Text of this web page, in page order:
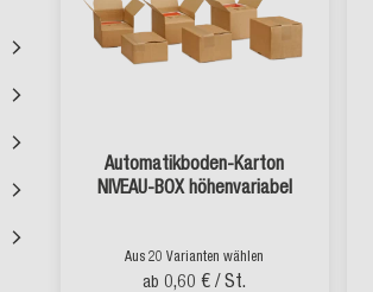
Automatikboden-Karton
NIVEAU-BOX höhenvariabel
Aus 20 Varianten wählen
ab 0,60 € / St.